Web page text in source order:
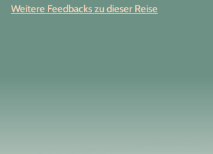
Weitere Feedbacks zu dieser Reise